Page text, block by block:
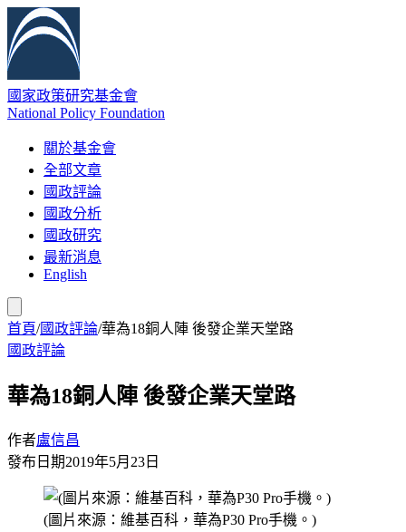
國家政策研究基金會
National Policy Foundation
關於基金會
全部文章
國政評論
國政分析
國政研究
最新消息
English
首頁/國政評論/華為18銅人陣 後發企業天堂路
國政評論
華為18銅人陣 後發企業天堂路
作者盧信昌
發布日期2019年5月23日
(圖片來源：維基百科，華為P30 Pro手機。)